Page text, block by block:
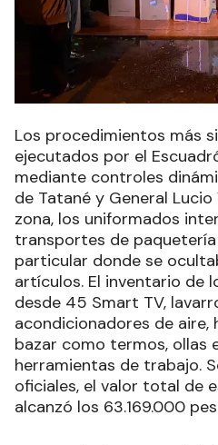
Los procedimientos más
ejecutados por el
mediante controles
de Tatané y General Lucio
zona, los uniformados
transportes de
particular donde se
artículos. El inventario de
desde 45 Smart TV,
acondicionadores de aire,
bazar como termos, ollas
herramientas de trabajo.
oficiales, el valor total de
alcanzó los 63.169.000